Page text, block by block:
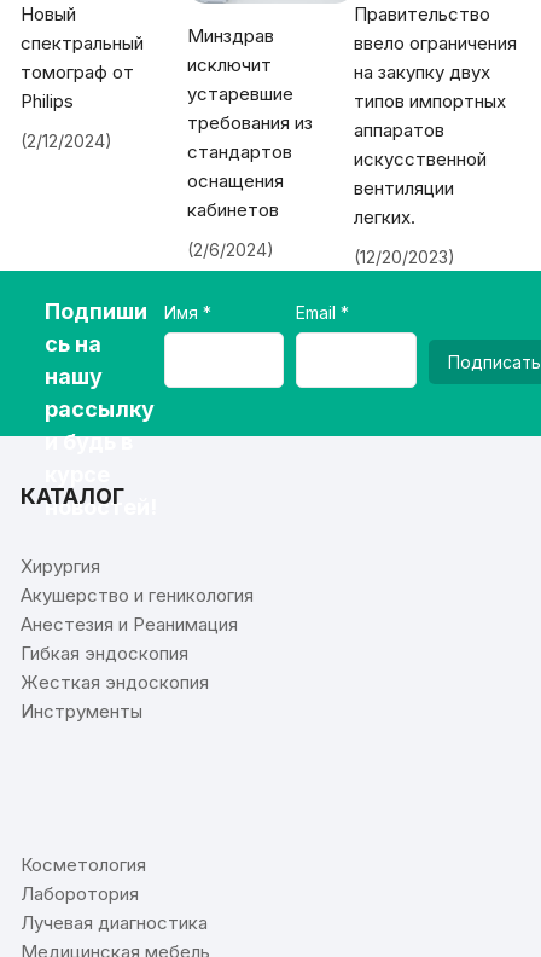
Новый
спектральный
томограф от
Philips
(2/12/2024)
Минздрав
исключит
устаревшие
требования из
стандартов
оснащения
кабинетов
(2/6/2024)
Правительство
ввело ограничения
на закупку двух
типов импортных
аппаратов
искусственной
вентиляции
легких.
(12/20/2023)
Подпиши
сь на
нашу
рассылку
и будь в
новостей!
Имя Email
КАТАЛОГ
Хирургия
Акушерство и геникология
Анестезия и Реанимация
Гибкая эндоскопия
Жесткая эндоскопия
Инструменты
Косметология
Лаборотория
Лучевая диагностика
Медицинская мебель